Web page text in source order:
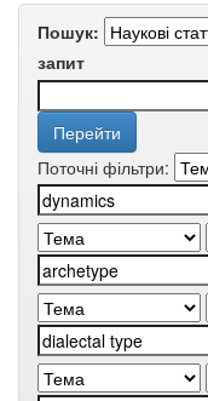
Пошук:
запит
Поточні фільтри: